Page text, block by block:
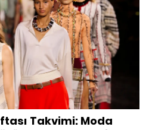
Takvimi: Moda